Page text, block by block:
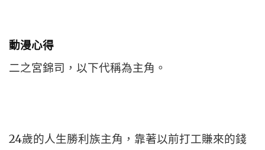
動漫心得
二之宮錦司，以下代稱為主角。
24歲的人生勝利族主角，靠著以前打工賺來的錢